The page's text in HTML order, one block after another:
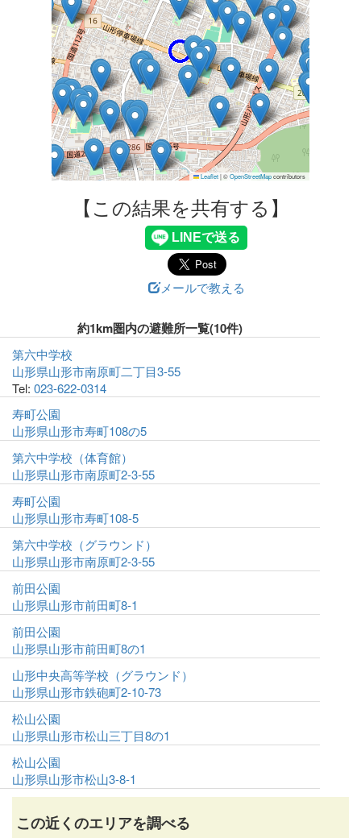
Leaflet|©OpenStreetMapcontributors
【この結果を共有する】
メールで教える
約1km圏内の避難所一覧(10件)
第六中学校
山形県山形市南原町二丁目3-55
Tel: 023-622-0314
寿町公園
山形県山形市寿町108の5
第六中学校（体育館）
山形県山形市南原町2-3-55
寿町公園
山形県山形市寿町108-5
第六中学校（グラウンド）
山形県山形市南原町2-3-55
前田公園
山形県山形市前田町8-1
前田公園
山形県山形市前田町8の1
山形中央高等学校（グラウンド）
山形県山形市鉄砲町2-10-73
松山公園
山形県山形市松山三丁目8の1
松山公園
山形県山形市松山3-8-1
この近くのエリアを調べる